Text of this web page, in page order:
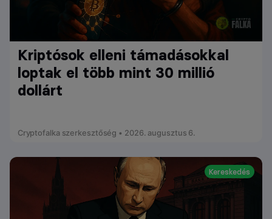
Kriptósok elleni támadásokkal
loptak el több mint 30 millió
dollárt
Cryptofalka szerkesztőség • 2026. augusztus 6.
Kereskedés